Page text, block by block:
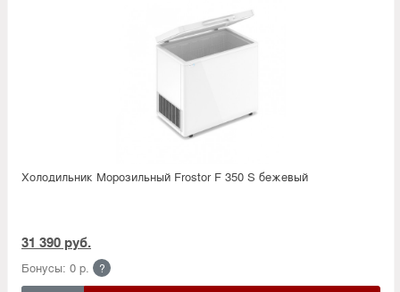
Холодильник Морозильный Frostor F 350 S бежевый
31 390 руб.
Бонусы: 0 р. ?